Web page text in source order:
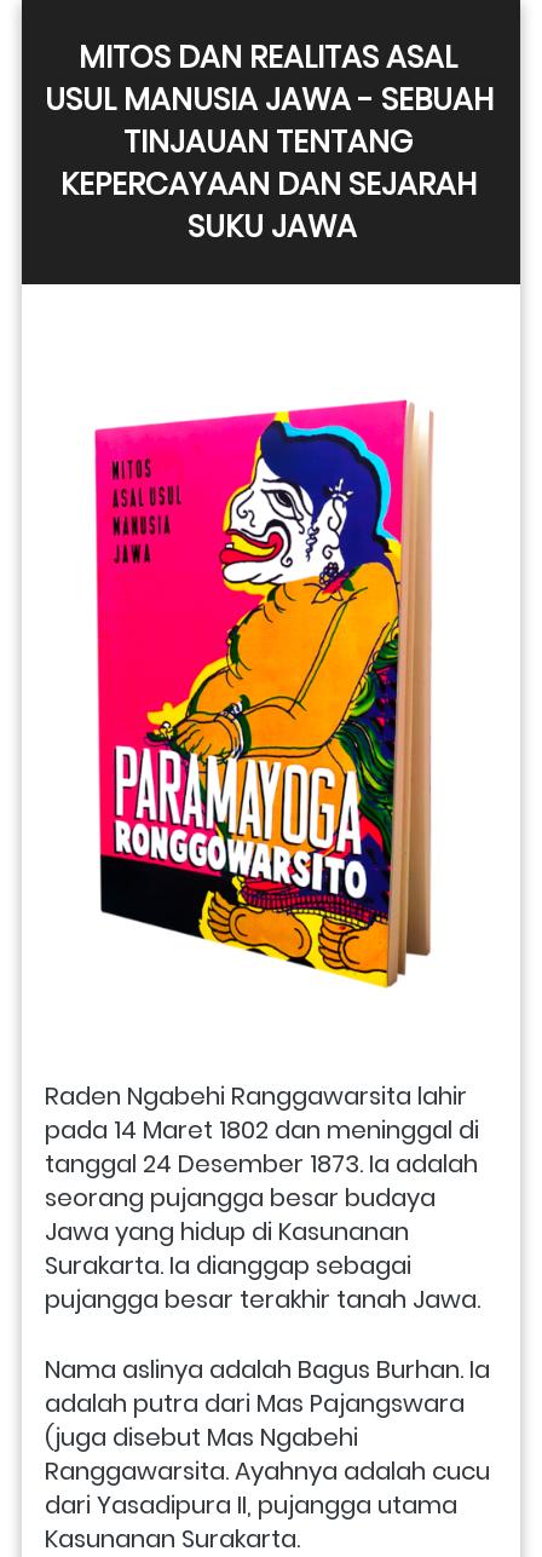
MITOS DAN REALITAS ASAL
USUL MANUSIA JAWA - SEBUAH
TINJAUAN TENTANG
KEPERCAYAAN DAN SEJARAH
SUKU JAWA
Raden Ngabehi Ranggawarsita lahir
pada 14 Maret 1802 dan meninggal di
tanggal 24 Desember 1873. Ia adalah
seorang pujangga besar budaya
Jawa yang hidup di Kasunanan
Surakarta. Ia dianggap sebagai
pujangga besar terakhir tanah Jawa.
Nama aslinya adalah Bagus Burhan. Ia
adalah putra dari Mas Pajangswara
(juga disebut Mas Ngabehi
Ranggawarsita. Ayahnya adalah cucu
dari Yasadipura II, pujangga utama
Kasunanan Surakarta.